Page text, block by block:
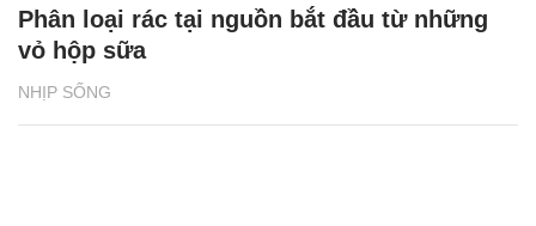
NHỊP SỐNG
Phân loại rác tại nguồn bắt đầu từ những
vỏ hộp sữa